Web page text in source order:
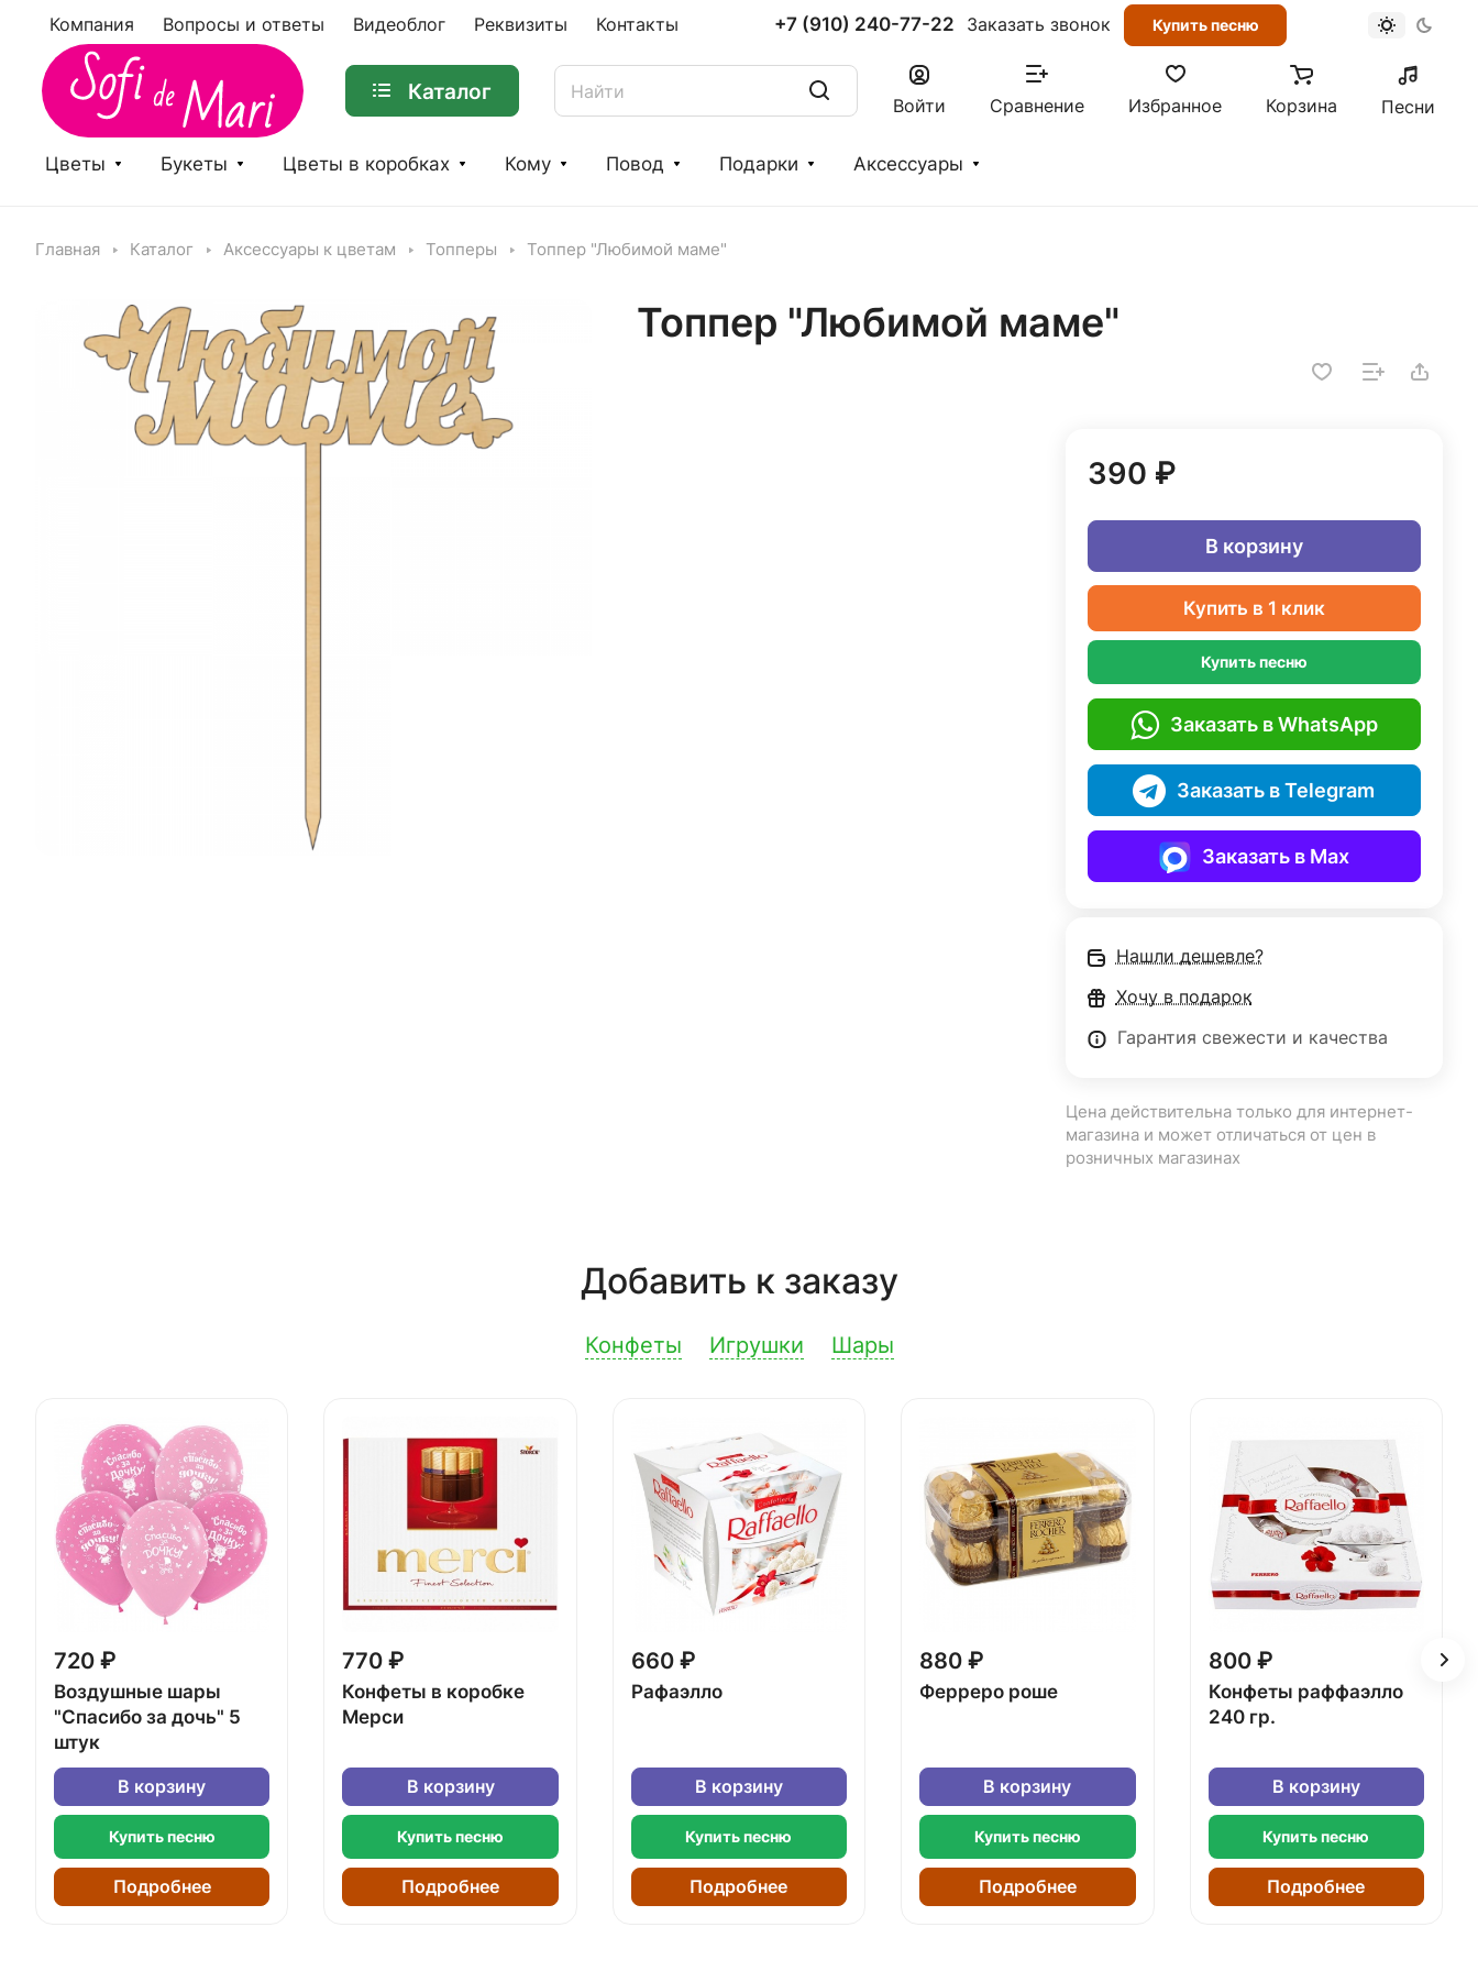
Компания Вопросы и ответы Видеоблог Реквизиты Контакты +7 (910) 240-77-22 Заказать звонок Купить песню
Каталог
Войти Сравнение Избранное Корзина Песни
Цветы Букеты Цветы в коробках Кому Повод Подарки Аксессуары
Главная Каталог Аксессуары к цветам Топперы Топпер "Любимой маме"
Топпер "Любимой маме"
390 ₽
В корзину
Купить в 1 клик
Купить песню
Заказать в WhatsApp
Заказать в Telegram
Заказать в Max
Нашли дешевле?
Хочу в подарок
Гарантия свежести и качества
Цена действительна только для интернет-
магазина и может отличаться от цен в
розничных магазинах
Добавить к заказу
Конфеты Игрушки Шары
720 ₽
Воздушные шары
"Спасибо за дочь" 5
штук
В корзину
Купить песню
Подробнее
770 ₽
Конфеты в коробке
Мерси
В корзину
Купить песню
Подробнее
660 ₽
Рафаэлло
В корзину
Купить песню
Подробнее
880 ₽
Ферреро роше
В корзину
Купить песню
Подробнее
800 ₽
Конфеты раффаэлло
240 гр.
В корзину
Купить песню
Подробнее